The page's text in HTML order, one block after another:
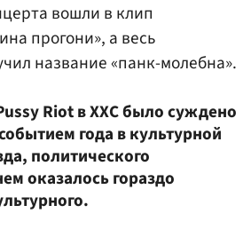
вошли в клип
прогони», а весь
название «панк-молебна».
Riot в ХХС было суждено
года в культурной
политического
оказалось гораздо